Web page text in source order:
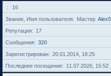
16
Звание, Имя пользователя
Мастер
Репутация
17
Сообщения
320
Зарегистрирован
20.01.2014, 18:25
Последнее посещение
11.07.2026, 15:52